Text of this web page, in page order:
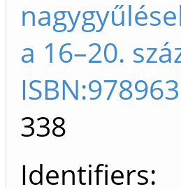
a 16–20.
338
Identifiers